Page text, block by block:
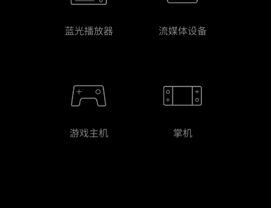
蓝光播放器 流媒体设备
游戏主机 掌机